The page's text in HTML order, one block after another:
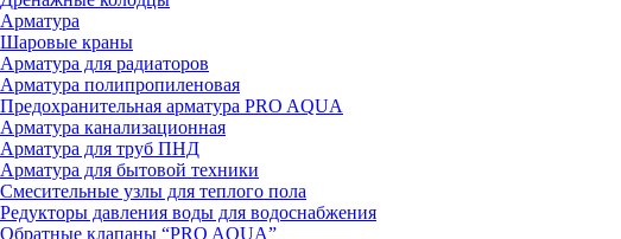
Арматура
Шаровые краны
Арматура для радиаторов
Арматура полипропиленовая
Предохранительная арматура PRO AQUA
Арматура канализационная
Арматура для труб ПНД
Арматура для бытовой техники
Смесительные узлы для теплого пола
Редукторы давления воды для водоснабжения
Обратные клапаны “PRO AQUA”